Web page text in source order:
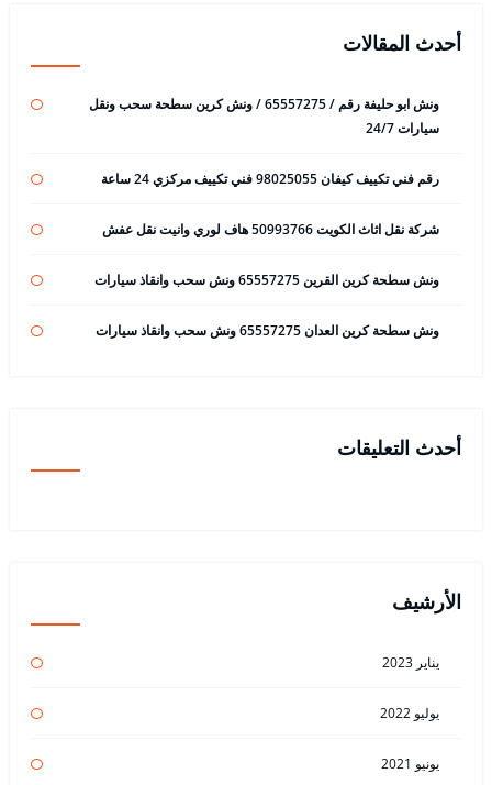
أحدث المقالات
ونش ابو حليفة رقم / 65557275 / ونش كرين سطحة سحب ونقل
سيارات 24/7
رقم فني تكييف كيفان 98025055 فني تكييف مركزي 24 ساعة
شركة نقل اثاث الكويت 50993766 هاف لوري وانيت نقل عفش
ونش سطحة كرين القرين 65557275 ونش سحب وانقاذ سيارات
ونش سطحة كرين العدان 65557275 ونش سحب وانقاذ سيارات
أحدث التعليقات
الأرشيف
يناير 2023
يوليو 2022
يونيو 2021